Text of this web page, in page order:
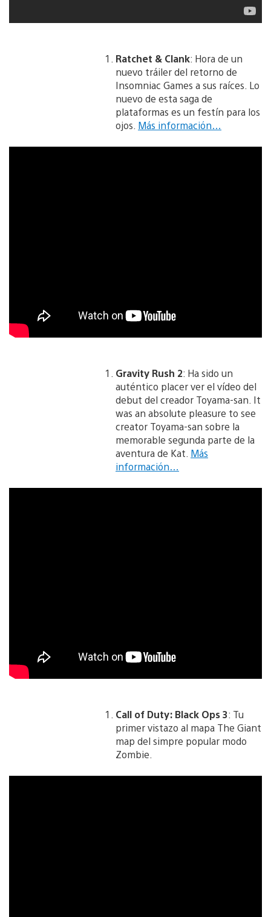
Ratchet & Clank: Hora de un
nuevo tráiler del retorno de
Insomniac Games a sus raíces. Lo
nuevo de esta saga de
plataformas es un festín para los
ojos. Más información…
Gravity Rush 2: Ha sido un
auténtico placer ver el vídeo del
debut del creador Toyama-san. It
was an absolute pleasure to see
creator Toyama­-san sobre la
memorable segunda parte de la
aventura de Kat. Más
información…
Call of Duty: Black Ops 3: Tu
primer vistazo al mapa The Giant
map del simpre popular modo
Zombie.